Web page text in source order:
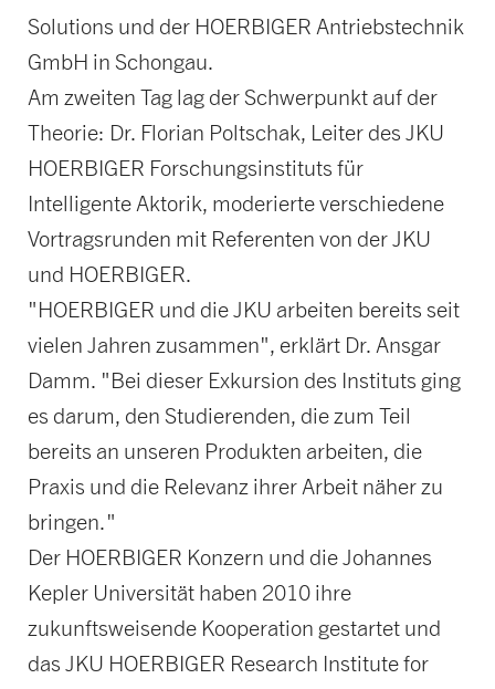
Solutions und der HOERBIGER Antriebstechnik
GmbH in Schongau.
Am zweiten Tag lag der Schwerpunkt auf der
Theorie: Dr. Florian Poltschak, Leiter des JKU
HOERBIGER Forschungsinstituts für
Intelligente Aktorik, moderierte verschiedene
Vortragsrunden mit Referenten von der JKU
und HOERBIGER.
"HOERBIGER und die JKU arbeiten bereits seit
vielen Jahren zusammen", erklärt Dr. Ansgar
Damm. "Bei dieser Exkursion des Instituts ging
es darum, den Studierenden, die zum Teil
bereits an unseren Produkten arbeiten, die
Praxis und die Relevanz ihrer Arbeit näher zu
bringen."
Der HOERBIGER Konzern und die Johannes
Kepler Universität haben 2010 ihre
zukunftsweisende Kooperation gestartet und
das JKU HOERBIGER Research Institute for